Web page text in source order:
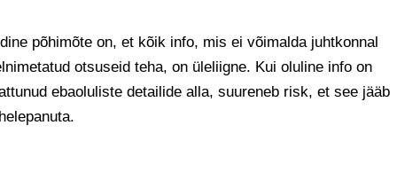
põhimõte on, et kõik info, mis ei võimalda juhtkonnal
otsuseid teha, on üleliigne. Kui oluline info on
ebaoluliste detailide alla, suureneb risk, et see jääb